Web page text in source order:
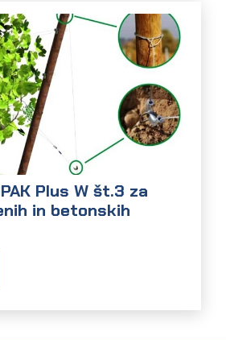
Plus W št.3 za
in betonskih